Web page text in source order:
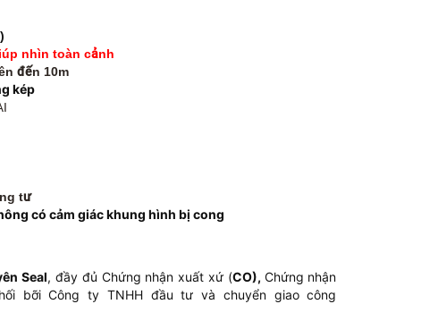
nhìn toàn cảnh
đến 10m
kép
tư
có cảm giác khung hình bị cong
Seal, đầy đủ Chứng nhận xuất xứ (CO), Chứng nhận
bỡi Công ty TNHH đầu tư và chuyển giao công